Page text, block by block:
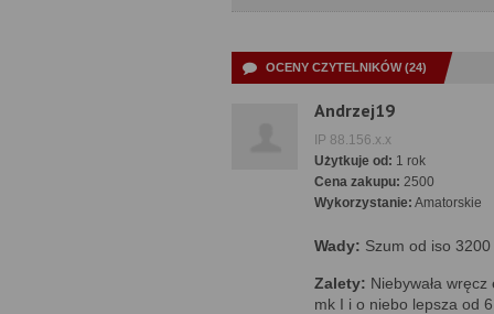
OCENY CZYTELNIKÓW (24)
Andrzej19
IP 88.156.x.x
Użytkuje od: 1 rok
Cena zakupu: 2500
Wykorzystanie: Amatorskie
Wady: Szum od iso 3200
Zalety: Niebywała
mk I i o niebo lepsza od